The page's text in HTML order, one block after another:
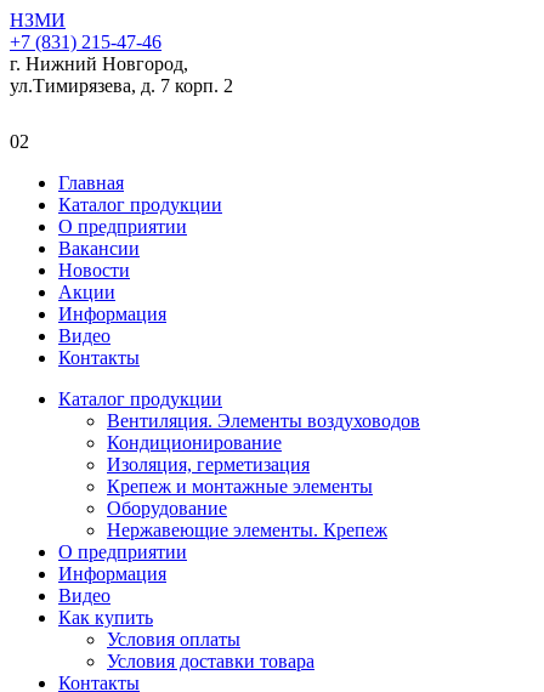
НЗМИ
+7 (831) 215-47-46
г. Нижний Новгород,
ул.Тимирязева, д. 7 корп. 2
02
Главная
Каталог продукции
О предприятии
Вакансии
Новости
Акции
Информация
Видео
Контакты
Каталог продукции
Вентиляция. Элементы воздуховодов
Кондиционирование
Изоляция, герметизация
Крепеж и монтажные элементы
Оборудование
Нержавеющие элементы. Крепеж
О предприятии
Информация
Видео
Как купить
Условия оплаты
Условия доставки товара
Контакты